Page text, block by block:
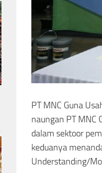
PT MNC Guna
naungan PT MNC
dalam sektoor
keduanya
Understanding/